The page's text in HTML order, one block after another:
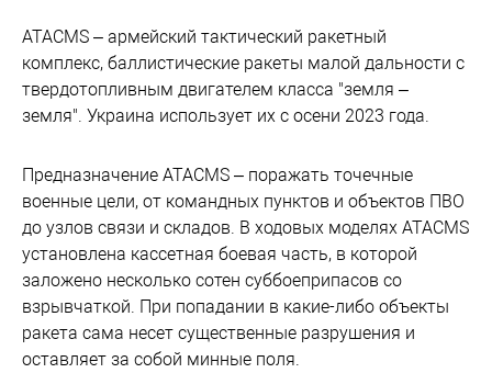
ATACMS – армейский тактический ракетный
комплекс, баллистические ракеты малой дальности с
твердотопливным двигателем класса "земля –
земля". Украина использует их с осени 2023 года.
Предназначение ATACMS – поражать точечные
военные цели, от командных пунктов и объектов ПВО
до узлов связи и складов. В ходовых моделях ATACMS
установлена кассетная боевая часть, в которой
заложено несколько сотен суббоеприпасов со
взрывчаткой. При попадании в какие-либо объекты
ракета сама несет существенные разрушения и
оставляет за собой минные поля.